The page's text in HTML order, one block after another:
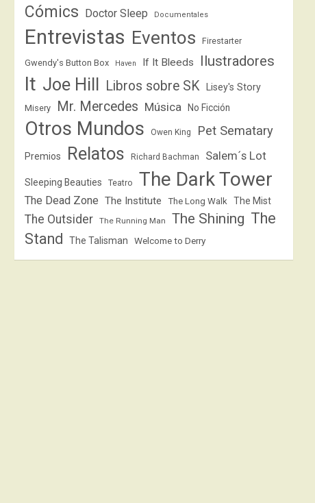
Cómics Doctor Sleep Documentales
Entrevistas Eventos Firestarter
Gwendy's Button Box Haven If It Bleeds Ilustradores
It Joe Hill Libros sobre SK Lisey's Story
Misery Mr. Mercedes Música No Ficción
Otros Mundos Owen King Pet Sematary
Premios Relatos Richard Bachman Salem´s Lot
Sleeping Beauties Teatro The Dark Tower
The Dead Zone The Institute The Long Walk The Mist
The Outsider The Running Man The Shining The
Stand
The Talisman Welcome to Derry